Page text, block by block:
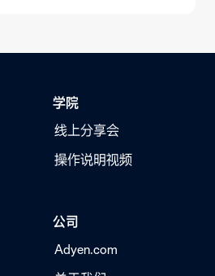
学院
线上分享会
操作说明视频
公司
Adyen.com